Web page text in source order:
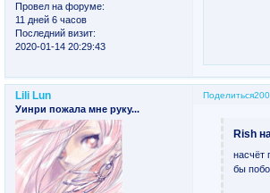
Провел на форуме:
11 дней 6 часов
Последний визит:
2020-01-14 20:29:43
Поделиться
Lili Lun
Уинри пожала мне руку...
Rish
насчёт
бы